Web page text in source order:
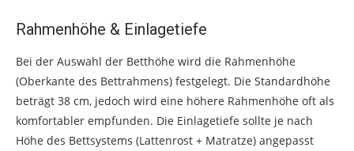
Rahmenhöhe & Einlagetiefe
Bei der Auswahl der Betthöhe wird die Rahmenhöhe
(Oberkante des Bettrahmens) festgelegt. Die Standardhöhe
beträgt 38 cm, jedoch wird eine höhere Rahmenhöhe oft als
komfortabler empfunden. Die Einlagetiefe sollte je nach
Höhe des Bettsystems (Lattenrost + Matratze) angepasst